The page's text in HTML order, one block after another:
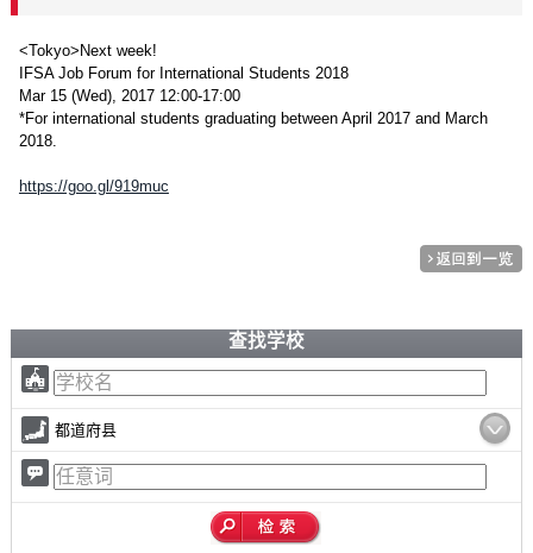
<Tokyo>Next week!
IFSA Job Forum for International Students 2018
Mar 15 (Wed), 2017 12:00-17:00
*For international students graduating between April 2017 and March
2018.
https://goo.gl/919muc
查找学校
都道府县